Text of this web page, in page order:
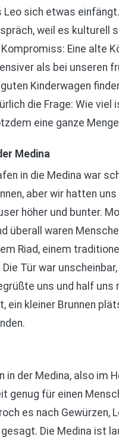
Leo sich etwas
weil es kulturell
Eine alte
als bei unseren
Kinderwagen
die Frage: Wie
eine ganze
Medina
in die Medina war
aber wir hatten
höher und bunter.
überall waren
Riad, einem
Tür war
uns und half
ein kleiner Brunnen
in der Medina, also im
genug für einen
es nach
Die Medina ist